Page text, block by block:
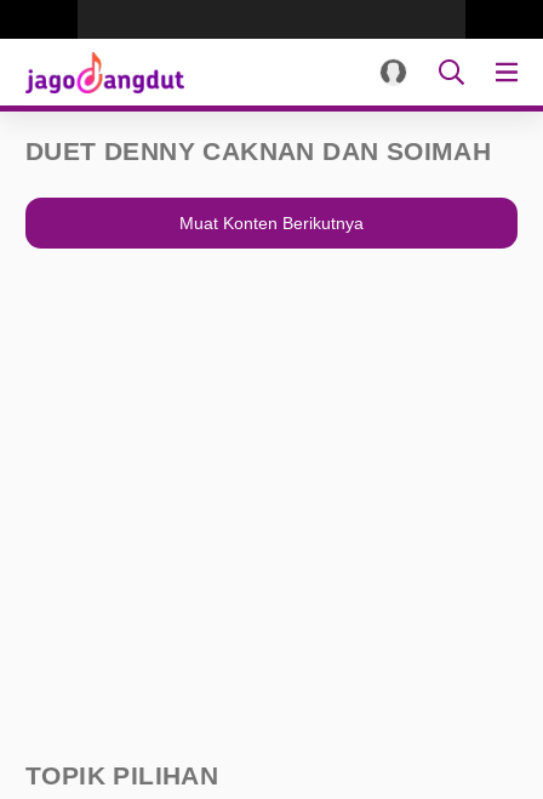
DUET DENNY CAKNAN DAN SOIMAH
Muat Konten Berikutnya
TOPIK PILIHAN